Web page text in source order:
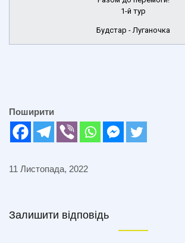
1-й тур
Будстар - Луганочка
Поширити
11 Листопада, 2022
Залишити відповідь